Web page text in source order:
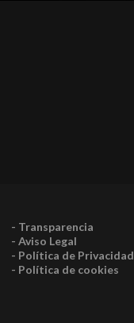
- Transparencia
- Aviso Legal
- Política de Privacidad
- Política de cookies